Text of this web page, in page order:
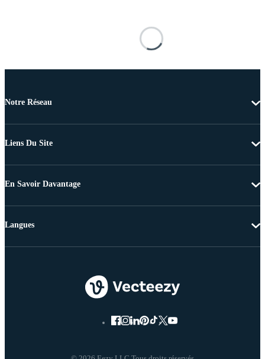
Notre Réseau
Liens Du Site
En Savoir Davantage
Langues